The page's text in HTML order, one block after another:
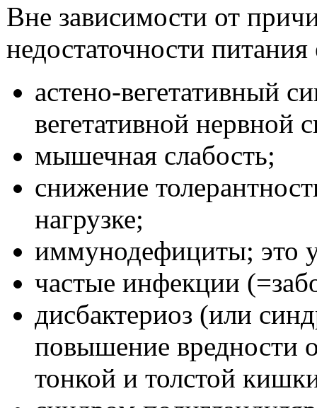
Вне зависимости от
недостаточности
астено-вегетативный
вегетативной нервной
мышечная слабость;
снижение
нагрузке;
иммунодефициты; это
частые инфекции
дисбактериоз (или
повышение вредности
тонкой и толстой